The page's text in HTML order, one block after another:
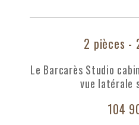
2 pièces -
Le Barcarès Studio
vue latérale
104